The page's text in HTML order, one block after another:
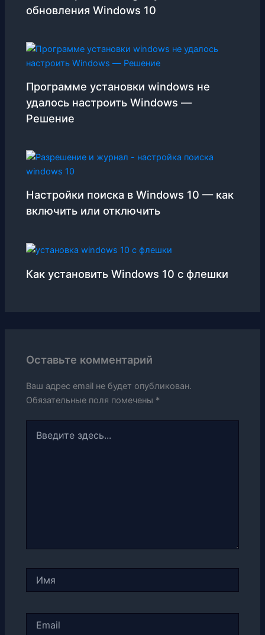
обновления Windows 10
Программе установки windows не
удалось настроить Windows —
Решение
Настройки поиска в Windows 10 — как
включить или отключить
Как установить Windows 10 c флешки
Оставьте комментарий
Ваш адрес email не будет опубликован.
Обязательные поля помечены *
здесь...